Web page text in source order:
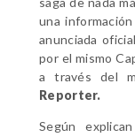
una
anunciada
por el mismo
a través del
Reporter.
Según